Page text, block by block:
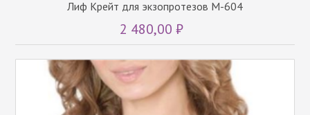
Лиф Крейт для экзопротезов М-604
2 480,00 ₽